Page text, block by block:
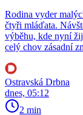
Rodina vyder
čtyři mláďata.
výběhu, kde nyní
celý chov zásadní
Ostravská Drbna
dnes, 05:12
2 min